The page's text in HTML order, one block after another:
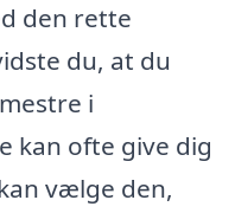
den rette
du, at du
i
kan ofte give dig
vælge den,